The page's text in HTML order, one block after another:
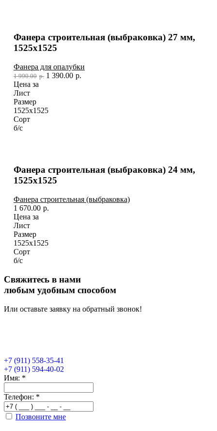
Фанера строительная (выбраковка) 27 мм,
1525х1525
Фанера для опалубки
р.
1 990.00 р.
1 390.00
Цена за
Лист
Размер
1525х1525
Сорт
б/с
Фанера строительная (выбраковка) 24 мм,
1525х1525
Фанера строительная (выбраковка)
р.
1 670.00
Цена за
Лист
Размер
1525х1525
Сорт
б/с
Свяжитесь в нами
любым удобным способом
Или оставьте заявку на обратный звонок!
+7 (911) 558-35-41
+7 (911) 594-40-02
Имя: *
Телефон: *
Позвоните мне